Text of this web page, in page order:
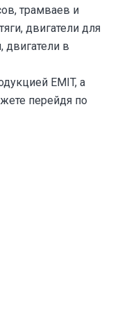
трамваев и
двигатели для
двигатели в
EMIT, а
перейдя по